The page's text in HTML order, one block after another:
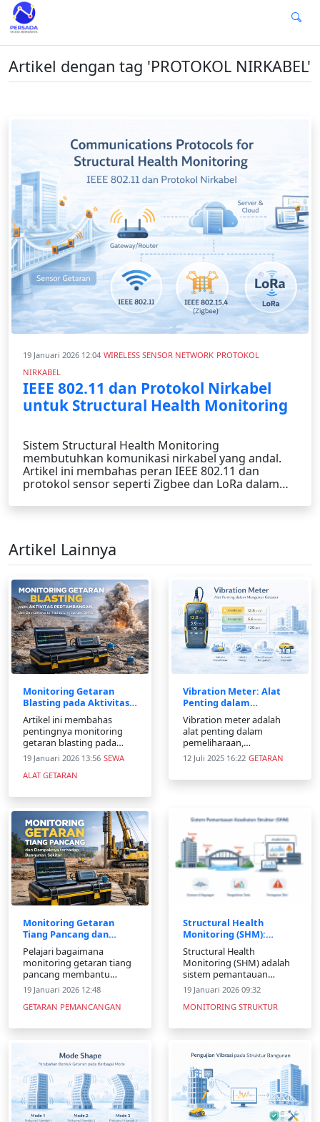
Artikel dengan tag 'PROTOKOL NIRKABEL'
19 Januari 2026 12:04 WIRELESS SENSOR NETWORK PROTOKOL
NIRKABEL
IEEE 802.11 dan Protokol Nirkabel
untuk Structural Health Monitoring
Sistem Structural Health Monitoring
membutuhkan komunikasi nirkabel yang andal.
Artikel ini membahas peran IEEE 802.11 dan
protokol sensor seperti Zigbee dan LoRa dalam
Artikel Lainnya
Monitoring Getaran
Blasting pada Aktivitas
Pertambangan dan
Standarnya
Artikel ini membahas
pentingnya monitoring
getaran blasting pada
aktivitas pertambangan,
sumber getaran
peledakan, parameter PPV,
serta metode pengukuran
untuk melindungi
lingkungan sekitar
19 Januari 2026 13:56 SEWA
ALAT GETARAN
Vibration Meter: Alat
Penting dalam
Mengukur Getaran
Vibration meter adalah
alat penting dalam
pemeliharaan,
pemantauan, dan analisis
getaran dalam berbagai
konteks. Dengan
dalam mencegah
kegagalan peralatan,
meningkatkan efisiensi,
dan men
12 Juli 2025 16:22 GETARAN
Monitoring Getaran
Tiang Pancang dan
Standar Keamanan
Bangunan Sekitar
Pelajari bagaimana
monitoring getaran tiang
pancang membantu
mengendalikan risiko
pemancangan, melindungi
bangunan sekitar, dan
pengujian getaran
19 Januari 2026 12:48
GETARAN PEMANCANGAN
Structural Health
Monitoring (SHM):
Pengertian, Cara Kerja,
Manfaat, dan
Aplikasinya
Structural Health
Monitoring (SHM) adalah
sistem pemantauan
kondisi kesehatan struktur
bangunan dan
infrastruktur secara real-
menggunakan sensor.
mendeteksi perubahan
perilaku struktur seperti
getaran, regangan, dan
pergeseran
19 Januari 2026 09:32
MONITORING STRUKTUR